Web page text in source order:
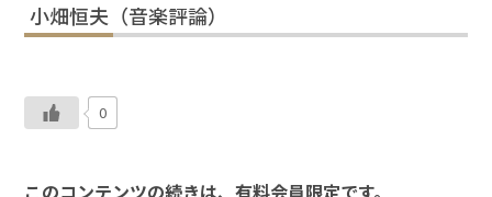
小畑恒夫（音楽評論）
0
このコンテンツの続きは、有料会員限定です。